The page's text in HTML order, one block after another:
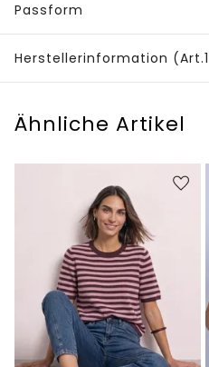
Passform
Herstellerinformation
Ähnliche Artikel